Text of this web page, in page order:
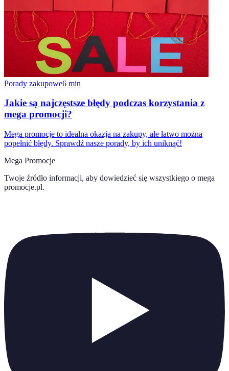
Porady zakupowe6 min
Jakie są najczęstsze błędy podczas korzystania z
mega promocji?
Mega promocje to idealna okazja na zakupy, ale łatwo można
popełnić błędy. Sprawdź nasze porady, by ich uniknąć!
Mega Promocje
Twoje źródło informacji, aby dowiedzieć się wszystkiego o mega
promocje.pl.